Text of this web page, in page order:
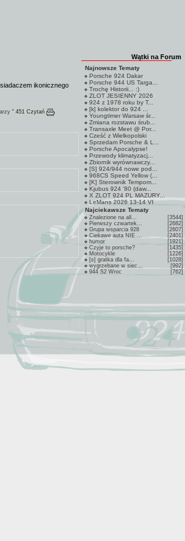
ikonicznego
ˇ 451 Czytań
Wątki na Forum
Najnowsze Tematy
Porsche 924 Dakar
Porsche 944 US Targa...
Trochę Historii... :)
ZLOT JESIENNY 2026
924 z 1978 roku by T...
[k] kolektor do 924 ...
Youngtimer Warsaw śr...
Zmiana rozstawu śrub...
Transaxle Meet @ Por...
Cześć z Wielkopolski
Sprzedam Porsche & L...
Porsche Apocalypse!
Przewody klimatyzacj...
Zbiornik wyrównawczy...
[S] 924/944 nowe pod...
968CS Speed Yellow (...
[K] Sterownik Tempom...
Kjubus 924 '80 (daw...
X ZLOT 924 PL MAZURY...
LeMans 2026 13-14 VI
Najciekawsze Tematy
Znalezione na all...
[3544]
Pierwszy czwartek...
[2682]
Grupa wsparcia 928
[2607]
Ciekawe auta NIE ...
[2401]
humor
[1921]
Czyje to porsche?
[1435]
Motocykle
[1226]
[s] gratka dla fa...
[1028]
wygrzebane w siec...
[992]
944 S2 Wroc
[762]